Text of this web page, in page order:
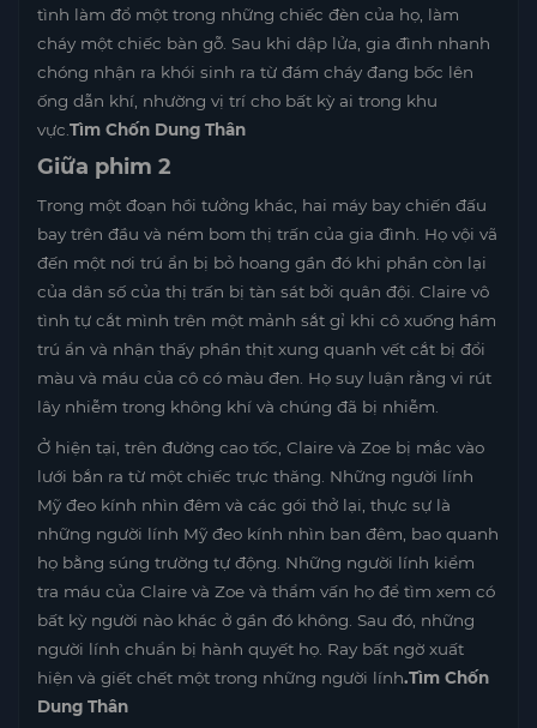
tình làm đổ một trong những chiếc đèn của họ, làm
cháy một chiếc bàn gỗ. Sau khi dập lửa, gia đình nhanh
chóng nhận ra khói sinh ra từ đám cháy đang bốc lên
ống dẫn khí, nhường vị trí cho bất kỳ ai trong khu
vực. Tìm Chốn Dung Thân
Giữa phim 2
Trong một đoạn hồi tưởng khác, hai máy bay chiến đấu
bay trên đầu và ném bom thị trấn của gia đình. Họ vội vã
đến một nơi trú ẩn bị bỏ hoang gần đó khi phần còn lại
của dân số của thị trấn bị tàn sát bởi quân đội. Claire vô
tình tự cắt mình trên một mảnh sắt gỉ khi cô xuống hầm
trú ẩn và nhận thấy phần thịt xung quanh vết cắt bị đổi
màu và máu của cô có màu đen. Họ suy luận rằng vi rút
lây nhiễm trong không khí và chúng đã bị nhiễm.
Ở hiện tại, trên đường cao tốc, Claire và Zoe bị mắc vào
lưới bắn ra từ một chiếc trực thăng. Những người lính
Mỹ đeo kính nhìn đêm và các gói thở lại, thực sự là
những người lính Mỹ đeo kính nhìn ban đêm, bao quanh
họ bằng súng trường tự động. Những người lính kiểm
tra máu của Claire và Zoe và thẩm vấn họ để tìm xem có
bất kỳ người nào khác ở gần đó không. Sau đó, những
người lính chuẩn bị hành quyết họ. Ray bất ngờ xuất
hiện và giết chết một trong những người lính.Tìm Chốn
Dung Thân